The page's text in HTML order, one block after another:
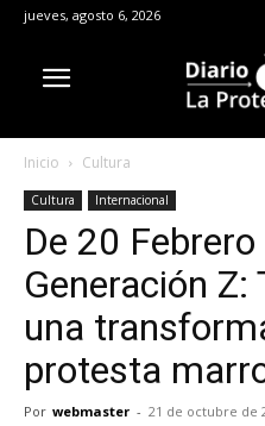
jueves, agosto 6, 2026
Inicio Cultura
Cultura Internacional
De 20 Febrero
Generación
una
protesta
Por webmaster - 21 de octubre de